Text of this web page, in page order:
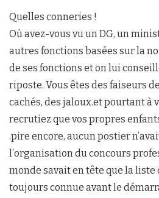
Quelles conneries !
Où avez-vous vu un DG, un
autres fonctions basées sur la
de ses fonctions et on lui
riposte. Vous êtes des faiseurs
cachés, des jaloux.et pourtant à
recrutiez que vos propres
.pire encore, aucun postier
l’organisation du concours
monde savait en tête que la
toujours connue avant le